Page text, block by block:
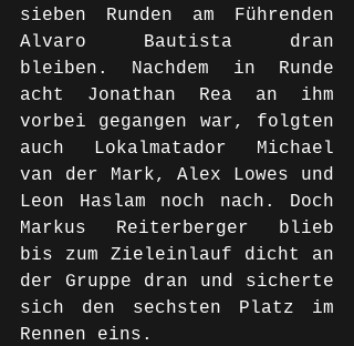
sieben Runden am Führenden
Alvaro Bautista dran
bleiben. Nachdem in Runde
acht Jonathan Rea an ihm
vorbei gegangen war, folgten
auch Lokalmatador Michael
van der Mark, Alex Lowes und
Leon Haslam noch nach. Doch
Markus Reiterberger blieb
bis zum Zieleinlauf dicht an
der Gruppe dran und sicherte
sich den sechsten Platz im
Rennen eins.